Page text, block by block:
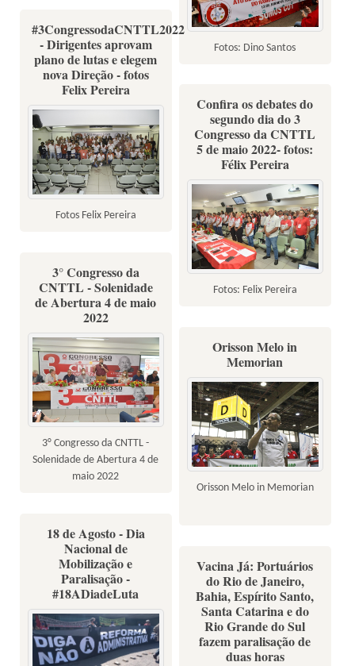
Fotos: Dino Santos
#3CongressodaCNTTL2022
- Dirigentes aprovam
plano de lutas e elegem
nova Direção - fotos
Felix Pereira
Fotos Felix Pereira
Confira os debates do
segundo dia do 3
Congresso da CNTTL
5 de maio 2022- fotos:
Félix Pereira
Fotos: Felix Pereira
3° Congresso da
CNTTL - Solenidade
de Abertura 4 de maio
2022
3° Congresso da CNTTL -
Solenidade de Abertura 4 de
maio 2022
Orisson Melo in
Memorian
Orisson Melo in Memorian
18 de Agosto - Dia
Nacional de
Mobilização e
Paralisação -
#18ADiadeLuta
Vacina Já: Portuários
do Rio de Janeiro,
Bahia, Espírito Santo,
Santa Catarina e do
Rio Grande do Sul
fazem paralisação de
duas horas